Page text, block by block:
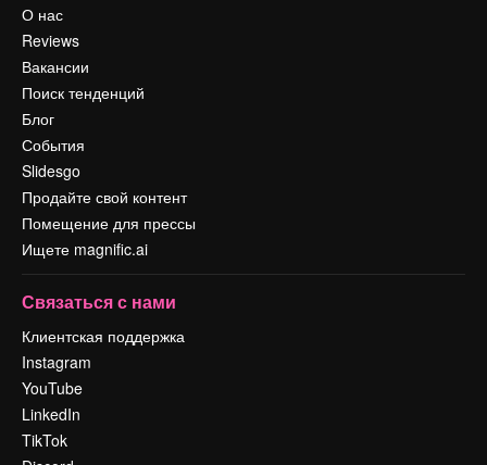
О нас
Reviews
Вакансии
Поиск тенденций
Блог
События
Slidesgo
Продайте свой контент
Помещение для прессы
Ищете magnific.ai
Связаться с нами
Клиентская поддержка
Instagram
YouTube
LinkedIn
TikTok